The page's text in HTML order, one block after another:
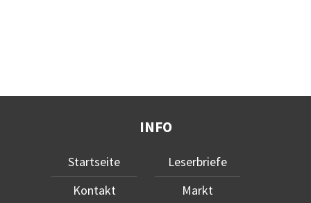
INFO
Startseite
Kontakt
Leserbriefe
Markt